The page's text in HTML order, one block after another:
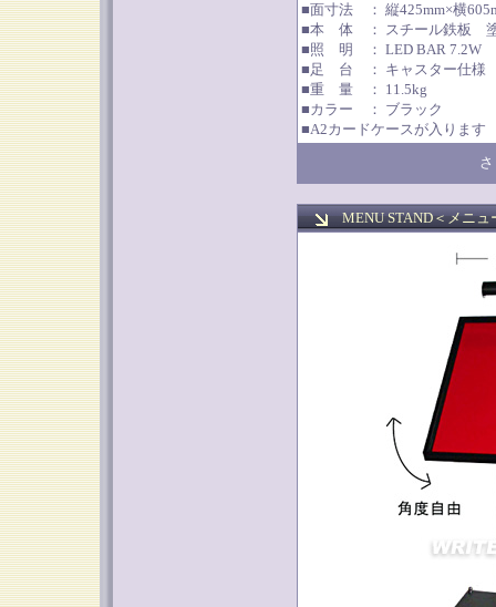
■面寸法 ： 縦425mm×横
■本 体 ： スチール鉄板
■照 明 ： LED BAR 7.2W
■足 台 ： キャスター仕様
■重 量 ： 11.5kg
■カラー ： ブラック
■A2カードケースが入ります
MENU STAND＜メニュ